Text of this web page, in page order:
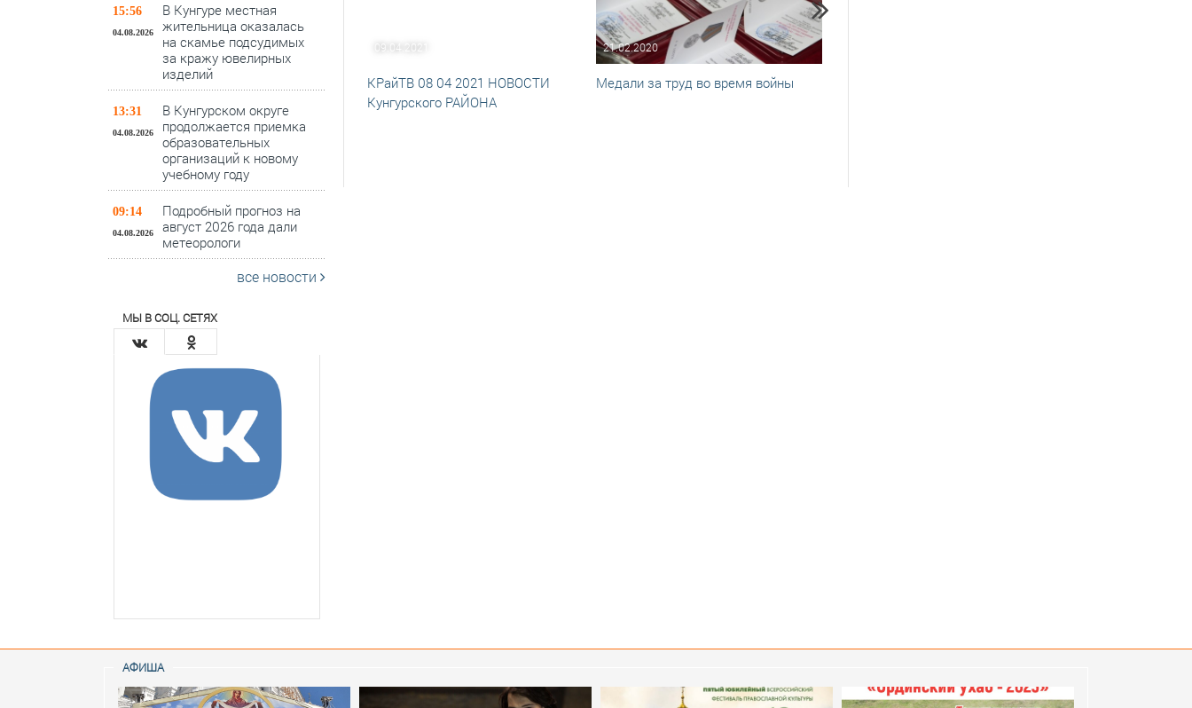
15:56
04.08.2026
В Кунгуре местная
жительница оказалась
на скамье подсудимых
за кражу ювелирных
изделий
13:31
04.08.2026
В Кунгурском округе
продолжается приемка
образовательных
организаций к новому
учебному году
09:14
04.08.2026
Подробный прогноз на
август 2026 года дали
метеорологи
все новости
МЫ В СОЦ. СЕТЯХ
09.04.2021
КРайТВ 08 04 2021 НОВОСТИ
Кунгурского РАЙОНА
21.02.2020
Медали за труд во время войны
АФИША